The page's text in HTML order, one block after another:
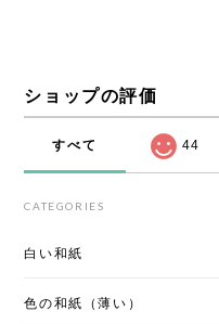
ショップの評価
すべて 44
CATEGORIES
白い和紙
色の和紙（薄い）